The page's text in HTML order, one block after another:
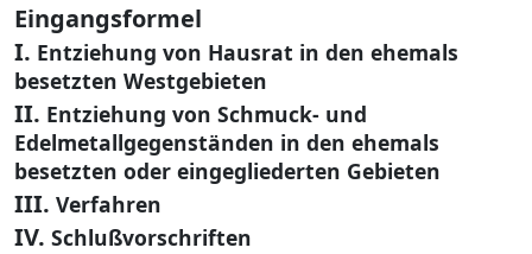
Eingangsformel
I. Entziehung von Hausrat in den ehemals
besetzten Westgebieten
II. Entziehung von Schmuck- und
Edelmetallgegenständen in den ehemals
besetzten oder eingegliederten Gebieten
III. Verfahren
IV. Schlußvorschriften